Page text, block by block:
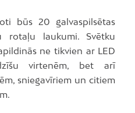
būs 20 galvaspilsētas
rotaļu laukumi. Svētku
ne tikvien ar LED
virtenēm, bet arī
sniegavīriem un citiem